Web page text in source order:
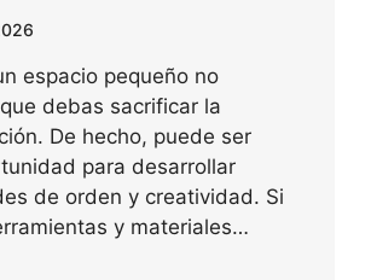
espacio pequeño no
debas sacrificar la
De hecho, puede ser
para desarrollar
de orden y creatividad. Si
y materiales…